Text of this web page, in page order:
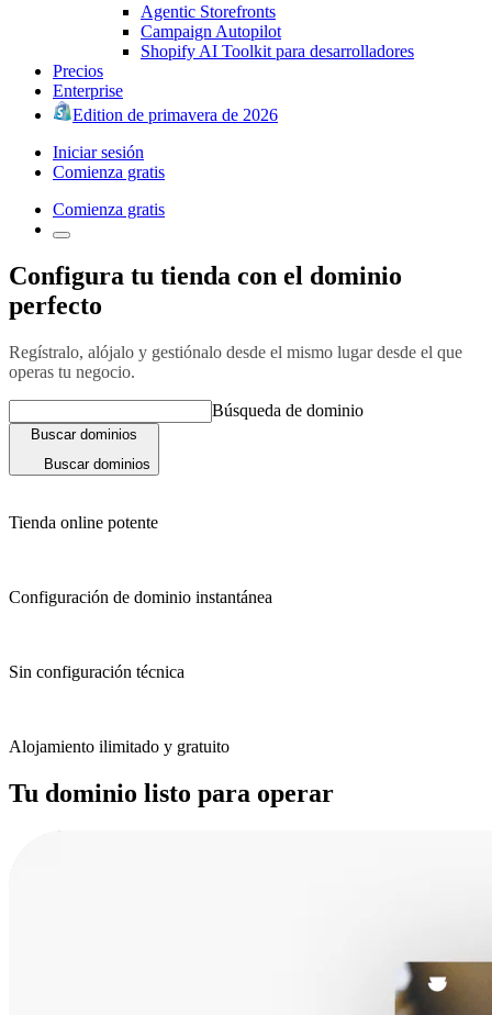
Agentic Storefronts
Campaign Autopilot
Shopify AI Toolkit para desarrolladores
Precios
Enterprise
Edition de primavera de 2026
Iniciar sesión
Comienza gratis
Comienza gratis
Configura tu tienda con el dominio
perfecto
Regístralo, alójalo y gestiónalo desde el mismo lugar desde el que
operas tu negocio.
Búsqueda de dominio
Buscar dominios
Buscar dominios
Tienda online potente
Configuración de dominio instantánea
Sin configuración técnica
Alojamiento ilimitado y gratuito
Tu dominio listo para operar